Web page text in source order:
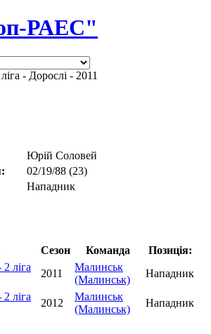
РАЕС"
- Дорослі - 2011
Юрій Соловей
02/19/88 (23)
Нападник
Сезон Команда
Позиція:
ліга
2011
Малинськ
(Малинськ)
Нападник
ліга
2012
Малинськ
(Малинськ)
Нападник